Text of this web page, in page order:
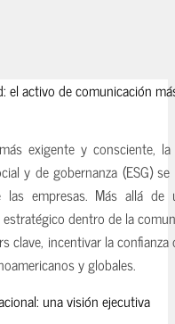
el activo de comunicación
exigente y consciente,
y de gobernanza (ESG)
las empresas. Más allá
dentro de la
clave, incentivar la
y globales.
una visión ejecutiva